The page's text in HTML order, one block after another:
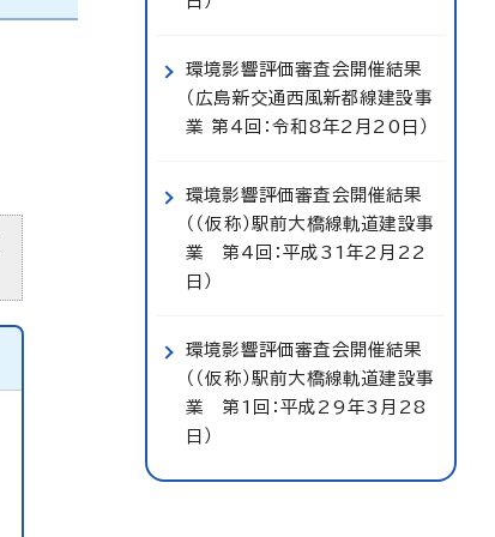
環境影響評価審査会開催結果
（広島新交通西風新都線建設事
業 第4回：令和8年2月20日）
環境影響評価審査会開催結果
（（仮称）駅前大橋線軌道建設事
業 第4回：平成31年2月22
日）
環境影響評価審査会開催結果
（（仮称）駅前大橋線軌道建設事
業 第1回：平成29年3月28
日）